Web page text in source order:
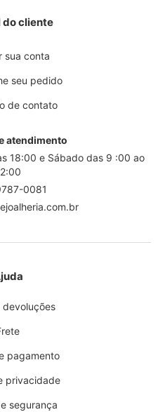
do cliente
sua conta
seu pedido
de contato
atendimento
18:00 e Sábado das 9 :00 ao
0081
devoluções
pagamento
privacidade
segurança